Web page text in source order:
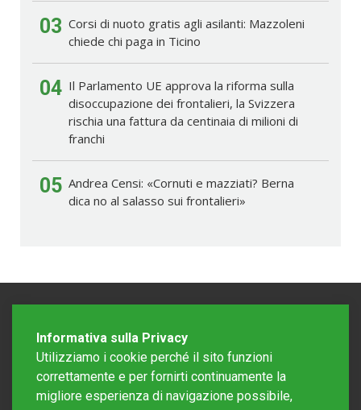
03 Corsi di nuoto gratis agli asilanti: Mazzoleni
chiede chi paga in Ticino
04 Il Parlamento UE approva la riforma sulla
disoccupazione dei frontalieri, la Svizzera
rischia una fattura da centinaia di milioni di
franchi
05 Andrea Censi: «Cornuti e mazziati? Berna
dica no al salasso sui frontalieri»
Informativa sulla Privacy
Utilizziamo i cookie perché il sito funzioni
correttamente e per fornirti continuamente la
migliore esperienza di navigazione possibile,